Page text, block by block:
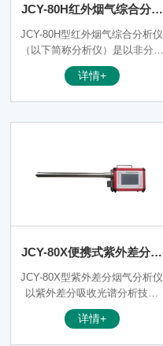
JCY-80H红外烟气综合分析
仪-烟尘烟气采样器
JCY-80H型红外烟气综合分析仪
（以下简称分析仪）是以非分散
红外吸收法（NDIR）为核心的
高精度烟气分析仪，仪器主要用
度，其中SO2，NO,CO2采用非
分散红外技术进行分析测量；该
详情+
JCY-80X便携式紫外差分烟
气分析仪
JCY-80X型紫外差分烟气分析仪
以紫外差分吸收光谱分析技术
（DOAS）为核心，用于测定固
定污染源排气中的SO2、NO、N
详情+